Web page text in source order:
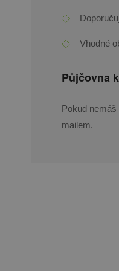
Vhodné
Půjčovna
Pokud
mailem.